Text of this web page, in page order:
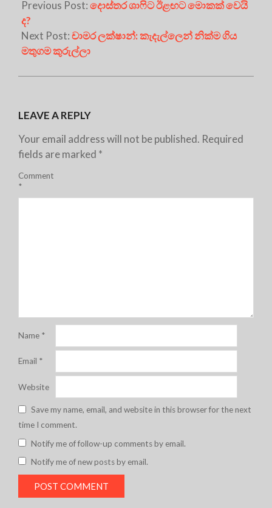
Previous Post:දොස්තර ශාෆිට ඊළඟට මොකක් වෙයි
ද?
Next Post:චාමර ලක්ෂාන්: කැදැල්ලෙන් නික්ම ගිය
මතුගම කුරුල්ලා
LEAVE A REPLY
Your email address will not be published. Required
fields are marked *
Comment
*
Name *
Email *
Website
Save my name, email, and website in this browser for the next
time I comment.
Notify me of follow-up comments by email.
Notify me of new posts by email.